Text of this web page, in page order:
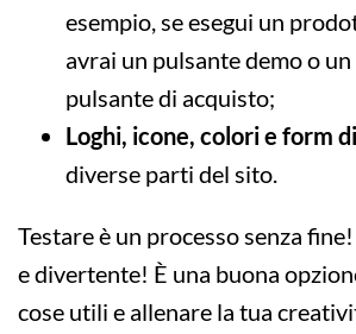
esempio, se esegui un
avrai un pulsante demo o
pulsante di acquisto;
Loghi, icone, colori e form
diverse parti del sito.
Testare è un processo senza
e divertente! È una buona
cose utili e allenare la tua